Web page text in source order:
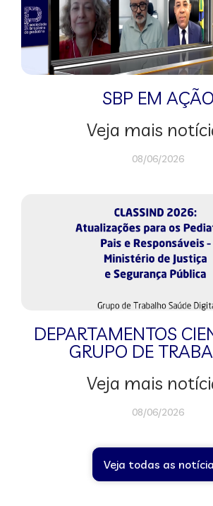
SBP EM AÇÃO
Veja mais
08/06/2026
DEPARTAMENTOS
GRUPO DE
Veja mais
08/06/2026
Veja todas as